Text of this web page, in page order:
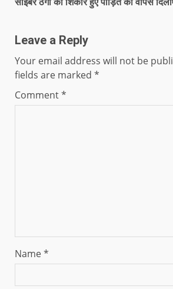
Leave a Reply
Your email address will not be
fields are marked *
Comment*
Name*